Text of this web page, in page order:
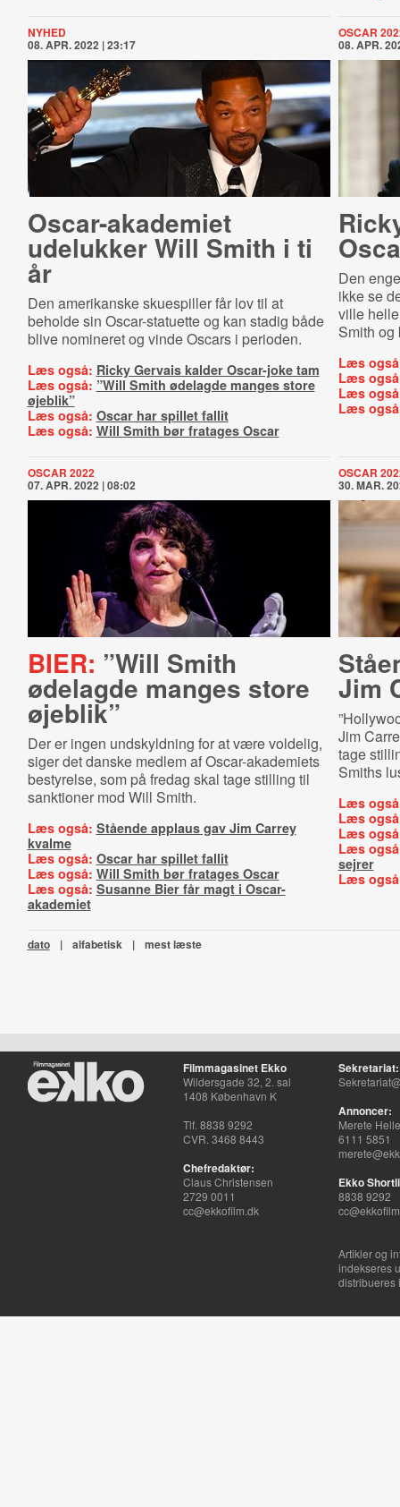
NYHED
08. APR. 2022 | 23:17
Oscar-​aka­de­mi­et
udelukker Will Smith i ti
år
Den amerikanske skuespiller får lov til at
beholde sin Oscar-statuette og kan stadig både
blive nomineret og vinde Oscars i perioden.
Læs også: Ricky Gervais kalder Oscar-joke tam
Læs også: ”Will Smith ødelagde manges store
øjeblik”
Læs også: Oscar har spillet fallit
Læs også: Will Smith bør fratages Oscar
OSCAR
08. APR.
Den
ikke se
ville
Smith og
Læs
Læs
Læs
Læs
OSCAR 2022
07. APR. 2022 | 08:02
BIER: ”Will Smith
ødelagde manges store
øjeblik”
Der er ingen undskyldning for at være voldelig,
siger det danske medlem af Oscar-akademiets
bestyrelse, som på fredag skal tage stilling til
sanktioner mod Will Smith.
Læs også: Stående applaus gav Jim Carrey
kvalme
Læs også: Oscar har spillet fallit
Læs også: Will Smith bør fratages Oscar
Læs også: Susanne Bier får magt i Oscar-
akademiet
OSCAR
30. MAR.
Jim
Jim
tage
Smiths
Læs
Læs
Læs
Læs
sejrer
Læs
dato | alfabetisk | mest læste
Filmmagasinet Ekko
Wildersgade 32, 2. sal
1408 København K
Tlf. 8838 9292
CVR. 3468 8443
Chefredaktør:
Claus Christensen
2729 0011
cc@ekkofilm.dk
Sekretariat:
Annoncer:
Merete
6111 5851
Ekko
8838 9292
Artikler og
indekseres
distribueres